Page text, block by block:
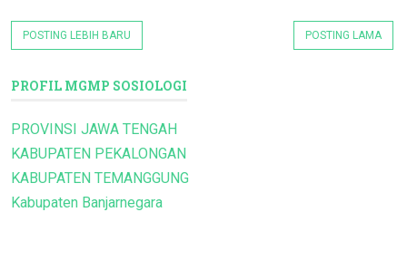
POSTING LEBIH BARU POSTING LAMA
PROFIL MGMP SOSIOLOGI
PROVINSI JAWA TENGAH
KABUPATEN PEKALONGAN
KABUPATEN TEMANGGUNG
Kabupaten Banjarnegara